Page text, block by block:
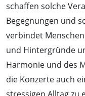
schaffen solche
Begegnungen und
verbindet
und Hintergründe
Harmonie und des
die Konzerte auch